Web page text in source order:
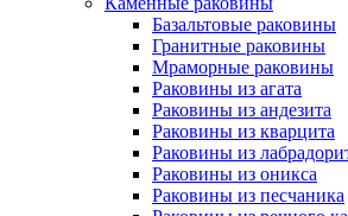
Базальтовые раковины
Гранитные раковины
Мраморные раковины
Раковины из агата
Раковины из андезита
Раковины из кварцита
Раковины из
Раковины из оникса
Раковины из песчаника